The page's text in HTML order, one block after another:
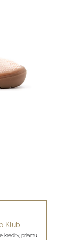
Klub
kredity, priamu